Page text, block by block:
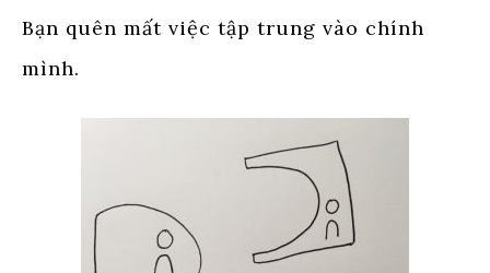
Bạn quên mất việc tập trung vào chính
mình.